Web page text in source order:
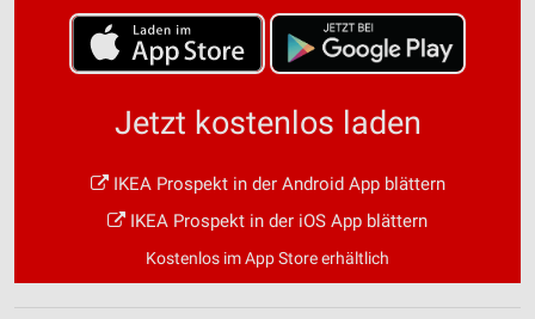
Jetzt kostenlos laden
IKEA Prospekt in der Android App blättern
IKEA Prospekt in der iOS App blättern
Kostenlos im App Store erhältlich